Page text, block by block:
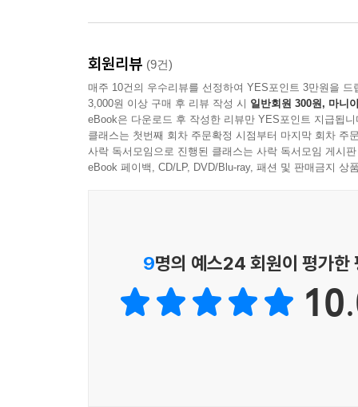
---p.137 「커피가 모두의 음료가 되기까지」중에서
모나미에서 미야자와 겐지 추도식이 열리지 않
〈미야자와 겐지 전집〉으로 출간되면서 세상에
궁에서 쓰던 문화재가 옛 도읍 가까운 곳에서 발
---p.168 「킷사텐에서 길어 올린 육필 원고」중에
당시 나카무라야는 국외로 망명한 인도 독립운
---p.184 「사랑과 혁명의 맛」중에서
회원리뷰 (9건)
매주 10건의 우수리뷰를 선정하여 YES포인트 3만원을 드
3,000원 이상 구매 후 리뷰 작성 시 일반회원 300원, 마니
eBook은 다운로드 후 작성한 리뷰만 YES포인트 지급됩니
클래스는 첫번째 회차 주문확정 시점부터 마지막 회차 주
사락 독서모임으로 진행된 클래스는 사락 독서모임 게시
eBook 페이백, CD/LP, DVD/Blu-ray, 패션 및 판매금지 상
9명의 예스24 회원이 평가한